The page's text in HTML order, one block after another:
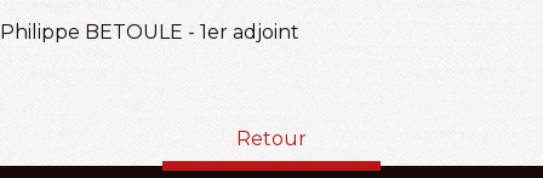
Philippe BETOULE - 1er adjoint
Retour